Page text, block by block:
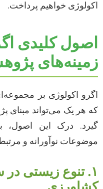
اکولوژی خواهیم پرداخت.
اصول کلیدی
زمینه‌های
اگرو اکولوژی بر
که هر یک می‌تواند مبنای
گیرد. درک این اصول،
موضوعات نوآورانه و مرتبط
۱. تنوع زیستی